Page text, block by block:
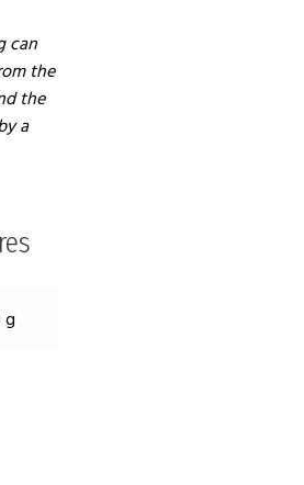
can
the
the
a
g